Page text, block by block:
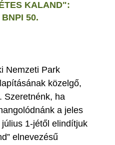
KALAND":
50.
Nemzeti Park
közelgő,
Szeretnénk, ha
a jeles
1-jétől elindítjuk
elnevezésű